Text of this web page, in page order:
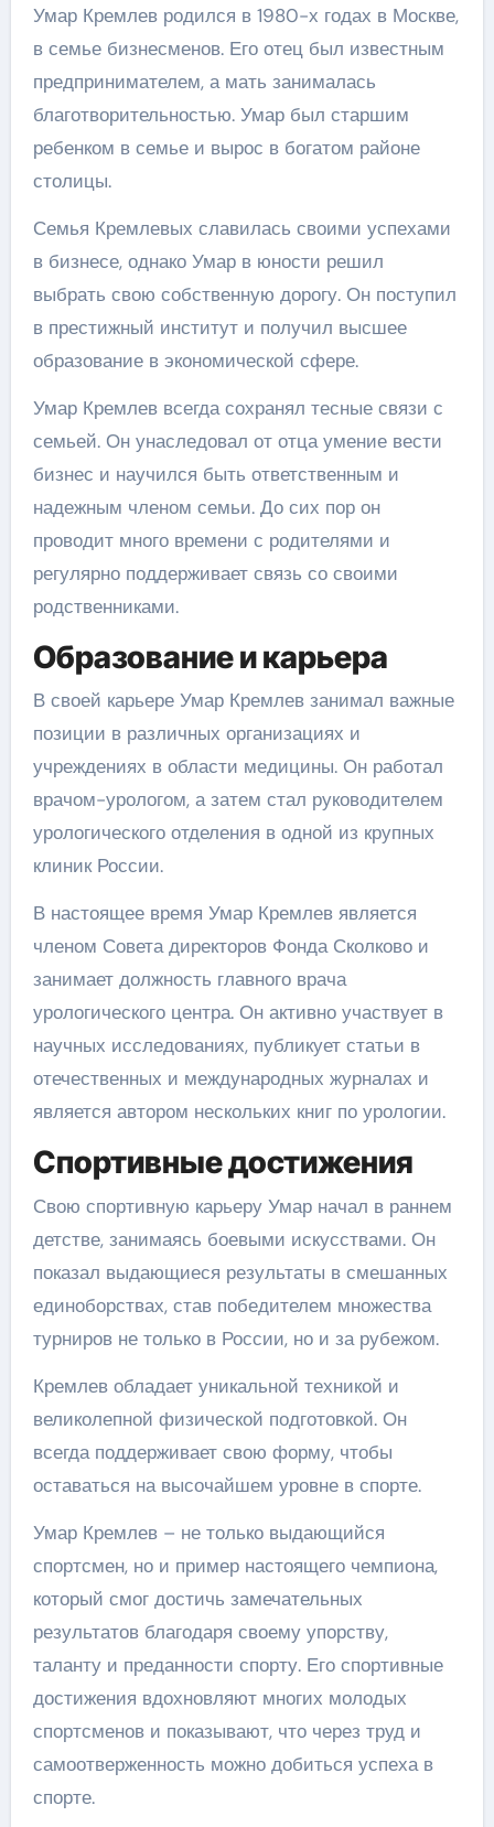
Умар Кремлев родился в 1980-х годах в Москве,
в семье бизнесменов. Его отец был известным
предпринимателем, а мать занималась
благотворительностью. Умар был старшим
ребенком в семье и вырос в богатом районе
столицы.
Семья Кремлевых славилась своими успехами
в бизнесе, однако Умар в юности решил
выбрать свою собственную дорогу. Он поступил
в престижный институт и получил высшее
образование в экономической сфере.
Умар Кремлев всегда сохранял тесные связи с
семьей. Он унаследовал от отца умение вести
бизнес и научился быть ответственным и
надежным членом семьи. До сих пор он
проводит много времени с родителями и
регулярно поддерживает связь со своими
родственниками.
Образование и карьера
В своей карьере Умар Кремлев занимал важные
позиции в различных организациях и
учреждениях в области медицины. Он работал
врачом-урологом, а затем стал руководителем
урологического отделения в одной из крупных
клиник России.
В настоящее время Умар Кремлев является
членом Совета директоров Фонда Сколково и
занимает должность главного врача
урологического центра. Он активно участвует в
научных исследованиях, публикует статьи в
отечественных и международных журналах и
является автором нескольких книг по урологии.
Спортивные достижения
Свою спортивную карьеру Умар начал в раннем
детстве, занимаясь боевыми искусствами. Он
показал выдающиеся результаты в смешанных
единоборствах, став победителем множества
турниров не только в России, но и за рубежом.
Кремлев обладает уникальной техникой и
великолепной физической подготовкой. Он
всегда поддерживает свою форму, чтобы
оставаться на высочайшем уровне в спорте.
Умар Кремлев – не только выдающийся
спортсмен, но и пример настоящего чемпиона,
который смог достичь замечательных
результатов благодаря своему упорству,
таланту и преданности спорту. Его спортивные
достижения вдохновляют многих молодых
спортсменов и показывают, что через труд и
самоотверженность можно добиться успеха в
спорте.